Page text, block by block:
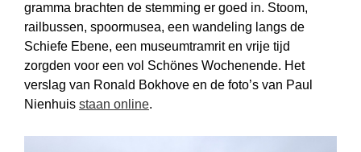
gramma brachten de stemming er goed in. Stoom,
railbussen, spoormusea, een wandeling langs de
Schiefe Ebene, een museumtramrit en vrije tijd
zorgden voor een vol Schönes Wochenende. Het
verslag van Ronald Bokhove en de foto’s van Paul
Nienhuis staan online.